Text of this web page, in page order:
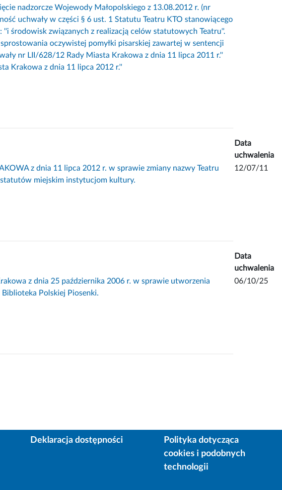
nadzorcze Wojewody Małopolskiego z 13.08.2012 r. (nr
uchwały w części § 6 ust. 1 Statutu Teatru KTO stanowiącego
''i środowisk związanych z realizacją celów statutowych Teatru''.
oczywistej pomyłki pisarskiej zawartej w sentencji
nr LII/628/12 Rady Miasta Krakowa z dnia 11 lipca 2011 r.''
Krakowa z dnia 11 lipca 2012 r.''
Data
uchwalenia
z dnia 11 lipca 2012 r. w sprawie zmiany nazwy Teatru
miejskim instytucjom kultury.
12/07/11
Data
uchwalenia
z dnia 25 października 2006 r. w sprawie utworzenia
Polskiej Piosenki.
06/10/25
Deklaracja dostępności
Polityka dotycząca
cookies i podobnych
technologii